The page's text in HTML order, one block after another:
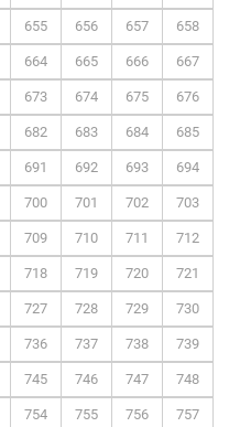
655 656 657 658
664 665 666 667
673 674 675 676
682 683 684 685
691 692 693 694
700 701 702 703
709 710 711 712
718 719 720 721
727 728 729 730
736 737 738 739
745 746 747 748
754 755 756 757